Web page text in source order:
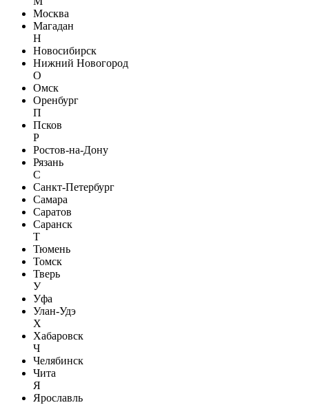
Москва
Магадан
Н
Новосибирск
Нижний Новогород
О
Омск
Оренбург
П
Псков
Р
Ростов-на-Дону
Рязань
С
Санкт-Петербург
Самара
Саратов
Саранск
Т
Тюмень
Томск
Тверь
У
Уфа
Улан-Удэ
Х
Хабаровск
Ч
Челябинск
Чита
Я
Ярославль